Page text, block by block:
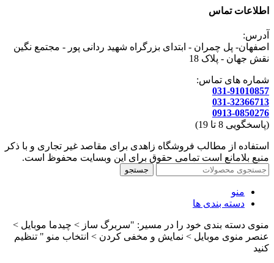
اطلاعات تماس
آدرس:
اصفهان- پل چمران - ابتدای بزرگراه شهید ردانی پور - مجتمع نگین
نقش جهان - پلاک 18
شماره های تماس:
031-91010857
031-32366713
0913-0850276
(پاسخگویی 8 تا 19)
استفاده از مطالب فروشگاه زاهدی برای مقاصد غیر تجاری و با ذکر
منبع بلامانع است تمامی حقوق برای این وبسایت محفوظ است.
جستجو
منو
دسته بندی ها
منوی دسته بندی خود را در مسیر: "سربرگ ساز > چیدما موبایل >
عنصر منوی موبایل > نمایش و مخفی کردن > انتخاب منو " تنظیم
کنید